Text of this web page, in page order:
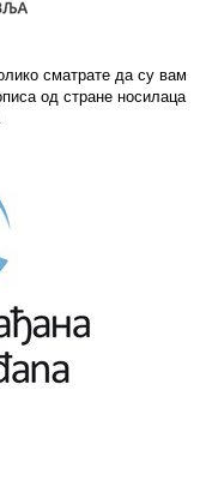
сматрате да су вам
од стране носилаца